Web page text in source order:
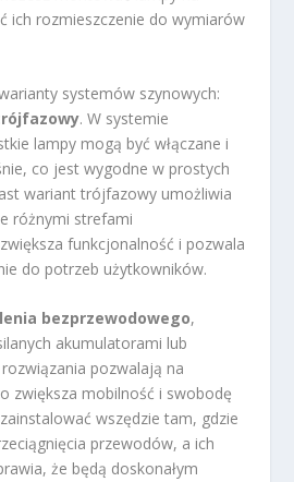
ich rozmieszczenie do wymiarów
systemów szynowych:
. W systemie
lampy mogą być włączane i
co jest wygodne w prostych
wariant trójfazowy umożliwia
różnymi strefami
funkcjonalność i pozwala
do potrzeb użytkowników.
bezprzewodowego,
akumulatorami lub
pozwalają na
zwiększa mobilność i swobodę
wszędzie tam, gdzie
przewodów, a ich
że będą doskonałym